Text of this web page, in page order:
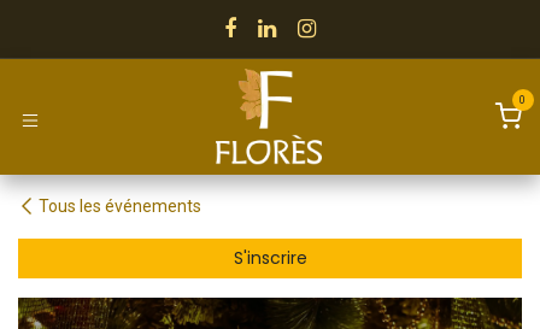
0
Tous les événements
S'inscrire​